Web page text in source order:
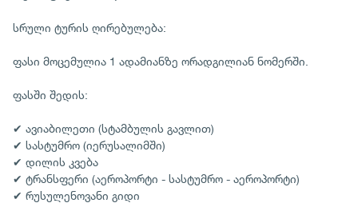
სრული ტურის ღირებულება:
ფასი მოცემულია 1 ადამიანზე ორადგილიან ნომერში.
ფასში შედის:
✔ ავიაბილეთი (სტამბულის გავლით)
✔ სასტუმრო (იერუსალიმში)
✔ დილის კვება
✔ ტრანსფერი (აეროპორტი - სასტუმრო - აეროპორტი)
✔ რუსულენოვანი გიდი